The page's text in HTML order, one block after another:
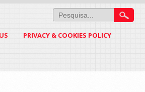
PRIVACY & COOKIES POLICY